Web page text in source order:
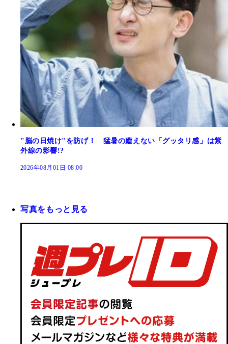
"脳の日焼け"を防げ！ 猛暑の癒えない「グッタリ感」は紫
外線の影響!?
2026年08月01日 08:00
写真をもっと見る